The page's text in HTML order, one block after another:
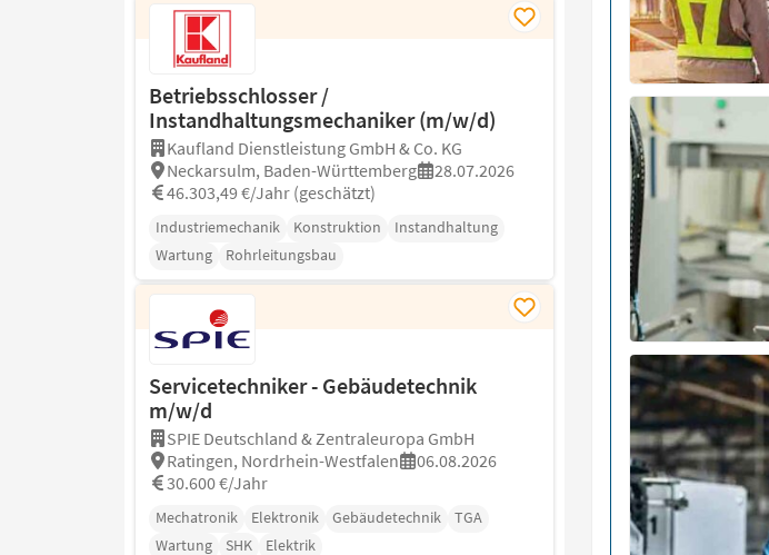
Betriebsschlosser /
Instandhaltungsmechaniker (m/w/d)
Kaufland Dienstleistung GmbH & Co. KG
Neckarsulm, Baden-Württemberg
28.07.2026
46.303,49 €/Jahr (geschätzt)
Industriemechanik Konstruktion
Instandhaltung
Wartung
Rohrleitungsbau
Servicetechniker - Gebäudetechnik
m/w/d
SPIE Deutschland & Zentraleuropa GmbH
Ratingen, Nordrhein-Westfalen
06.08.2026
30.600 €/Jahr
Mechatronik Elektronik Gebäudetechnik
TGA
Wartung
SHK Elektrik